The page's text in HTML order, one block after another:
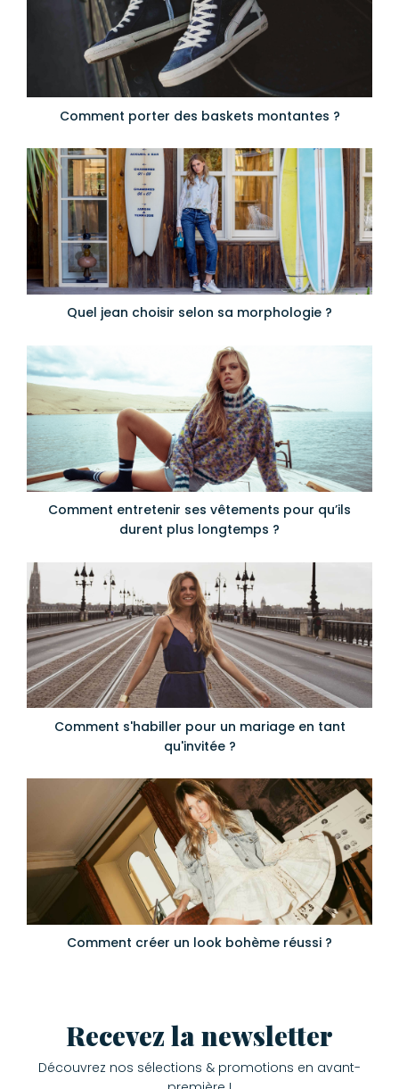
Comment porter des baskets montantes ?
Quel jean choisir selon sa morphologie ?
Comment entretenir ses vêtements pour qu’ils
durent plus longtemps ?
Comment s'habiller pour un mariage en tant
qu'invitée ?
Comment créer un look bohème réussi ?
Recevez la newsletter
Découvrez nos sélections & promotions en avant-